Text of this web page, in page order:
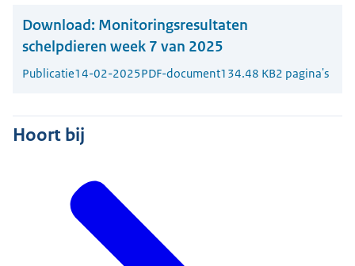
Download: Monitoringsresultaten
schelpdieren week 7 van 2025
Publicatie14-02-2025PDF-document134.48 KB2 pagina's
Hoort bij